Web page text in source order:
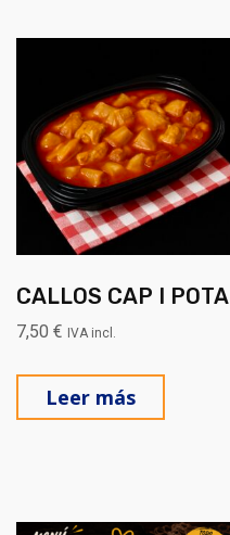
CALLOS CAP I POTA
7,50 € IVA incl.
Leer más